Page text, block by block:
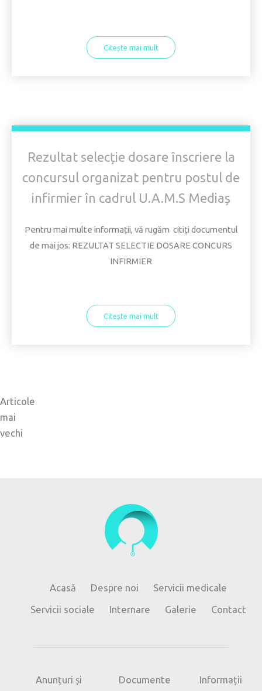
Citește mai mult
Rezultat selecție dosare înscriere la
concursul organizat pentru postul de
infirmier în cadrul U.A.M.S Mediaș
Pentru mai multe informații, vă rugăm citiți documentul
de mai jos: REZULTAT SELECTIE DOSARE CONCURS
INFIRMIER
Citește mai mult
Navigare
în
articole
Articole
mai
vechi
Acasă Despre noi Servicii medicale
Servicii sociale Internare Galerie Contact
Anunțuri și
Documente
Informații